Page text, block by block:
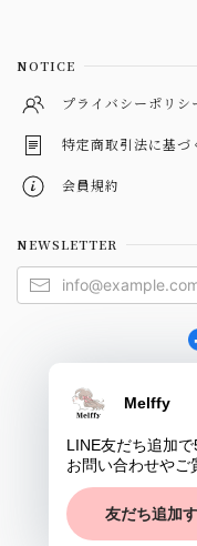
NOTICE
プライバシーポリシ
特定商取引法に基づ
会員規約
NEWSLETTER